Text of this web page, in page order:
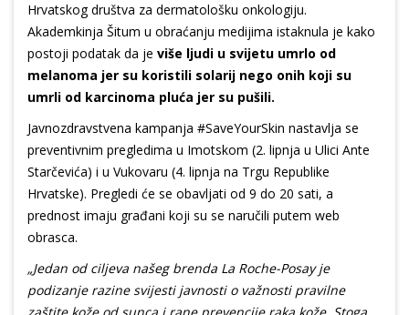
Hrvatskog društva za dermatološku onkologiju.
Akademkinja Šitum u obraćanju medijima istaknula je kako
postoji podatak da je više ljudi u svijetu umrlo od
melanoma jer su koristili solarij nego onih koji su
umrli od karcinoma pluća jer su pušili.
Javnozdravstvena kampanja #SaveYourSkin nastavlja se
preventivnim pregledima u Imotskom (2. lipnja u Ulici Ante
Starčevića) i u Vukovaru (4. lipnja na Trgu Republike
Hrvatske). Pregledi će se obavljati od 9 do 20 sati, a
prednost imaju građani koji su se naručili putem web
obrasca.
„Jedan od ciljeva našeg brenda La Roche-Posay je
podizanje razine svijesti javnosti o važnosti pravilne